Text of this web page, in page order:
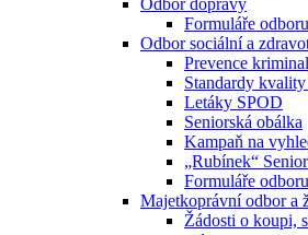
Odbor dopravy
Formuláře odboru
Odbor sociální a
Prevence
Standardy
Letáky SPOD
Seniorská obálka
Kampaň na
„Rubínek“
Formuláře odboru
Majetkoprávní odbor a
Žádosti o koupi,